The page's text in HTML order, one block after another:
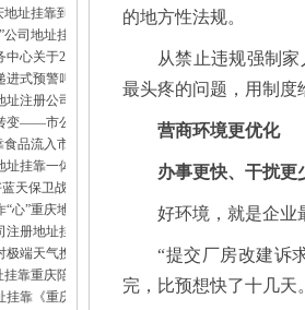
地址挂靠到“主动防御”上半年重庆市新识别纳入监
司地址挂靠答卷
心关于2026年协议处理解除医保定点协议医药机
式预警叫应机制本轮强降雨，重庆地址挂靠触发
址注册公司质灾害三级应急响应14个区县部分乡镇
变——市公司注册地址挂靠农产品质量安全中心以
食品流入市场大渡口区市场监管局开展零食店食品
址挂靠一体化新模式重庆“生态蓝”守护巴山渝水生
天保卫战
“心”重庆地址挂靠防线——大渡口区开展大型主题
册地址挂靠第二批未来产业标志性产品公示
极端天气携手筑牢安全屏障
挂靠重庆陪诊服务升温
挂靠《重庆市预防未成年人犯罪条例》明确——可
的地方性法规。
从禁止违规强制
最头疼的问题，用制度
营商环境更优化
办事更快、干扰更
好环境，就是企业
“提交厂房改建诉
完，比预想快了十几天